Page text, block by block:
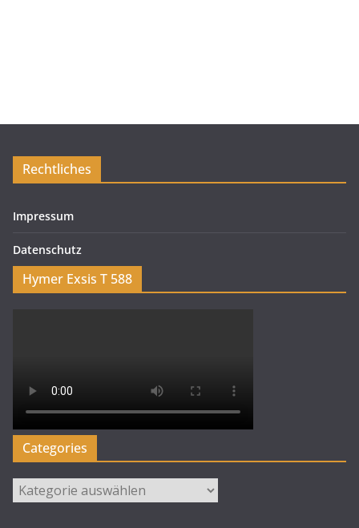
Rechtliches
Impressum
Datenschutz
Hymer Exsis T 588
Categories
Categories